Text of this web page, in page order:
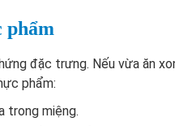
phẩm
đặc trưng. Nếu vừa ăn
phẩm:
trong miệng.